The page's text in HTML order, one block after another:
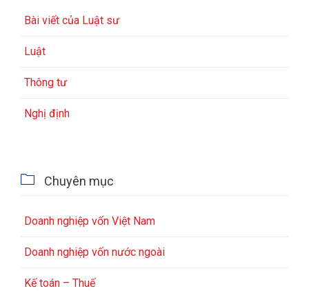
Bài viết của Luật sư
Luật
Thông tư
Nghị định
 Chuyên mục
Doanh nghiệp vốn Việt Nam
Doanh nghiệp vốn nước ngoài
Kế toán – Thuế